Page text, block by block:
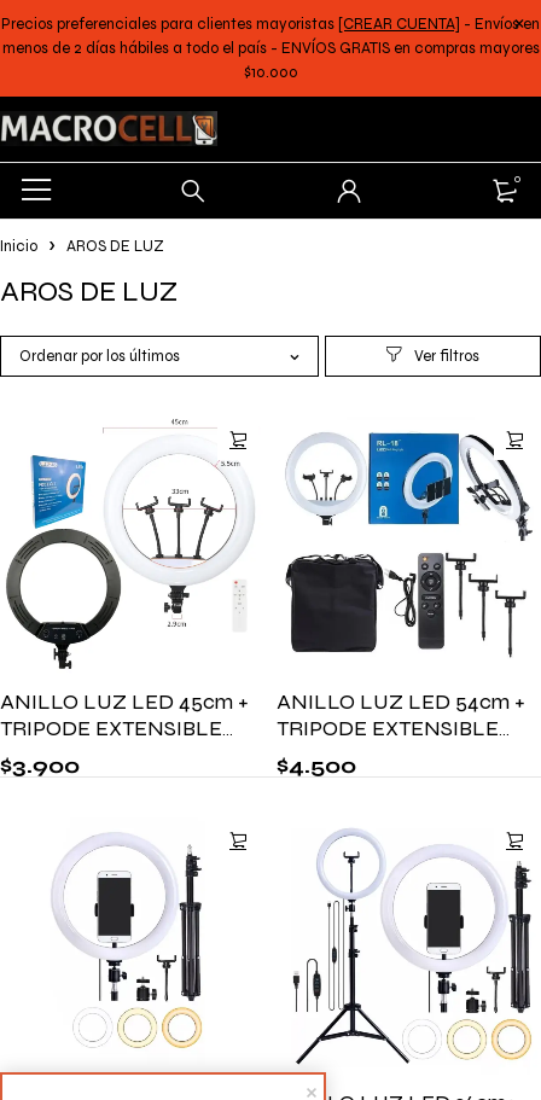
Precios preferenciales para clientes mayoristas [CREAR CUENTA] - Envíos en
menos de 2 días hábiles a todo el país - ENVÍOS GRATIS en compras mayores
$10.000
0
Inicio AROS DE LUZ
AROS DE LUZ
Ordenar por los últimos
ANILLO LUZ LED 45cm +
TRIPODE EXTENSIBLE
1.7MTS
$3.900
ANILLO LUZ LED 54cm +
TRIPODE EXTENSIBLE
1.7MTS
$4.500